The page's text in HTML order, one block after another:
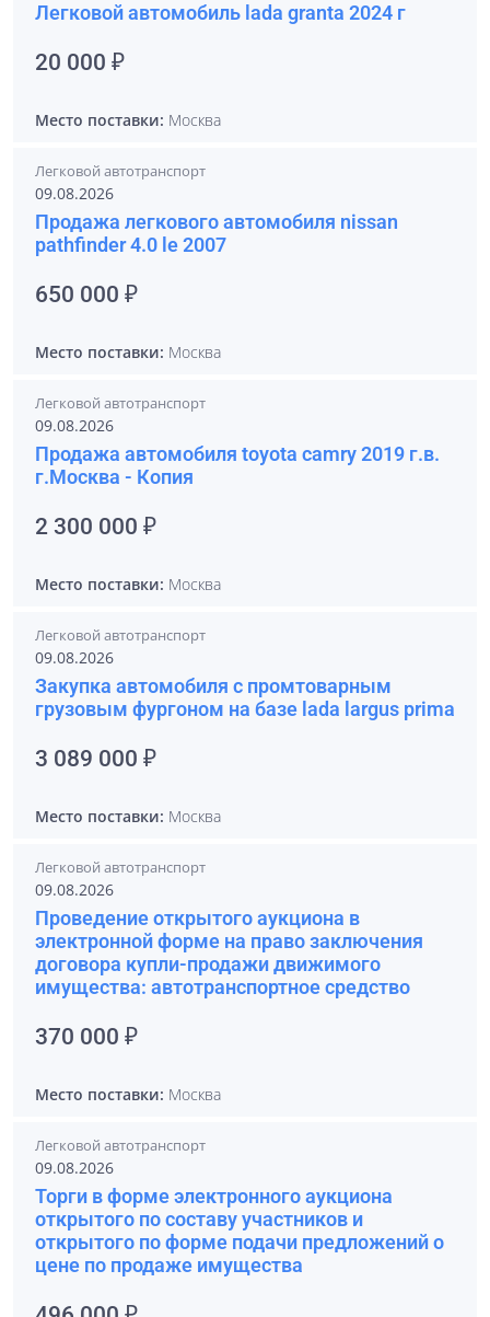
Легковой автомобиль lada granta 2024 г
20 000 ₽
Место поставки: Москва
Легковой автотранспорт
09.08.2026
Продажа легкового автомобиля nissan
pathfinder 4.0 le 2007
650 000 ₽
Место поставки: Москва
Легковой автотранспорт
09.08.2026
Продажа автомобиля toyota camry 2019 г.в.
г.Москва - Копия
2 300 000 ₽
Место поставки: Москва
Легковой автотранспорт
09.08.2026
Закупка автомобиля с промтоварным
грузовым фургоном на базе lada largus prima
3 089 000 ₽
Место поставки: Москва
Легковой автотранспорт
09.08.2026
Проведение открытого аукциона в
электронной форме на право заключения
договора купли-продажи движимого
имущества: автотранспортное средство
370 000 ₽
Место поставки: Москва
Легковой автотранспорт
09.08.2026
Торги в форме электронного аукциона
открытого по составу участников и
открытого по форме подачи предложений о
цене по продаже имущества